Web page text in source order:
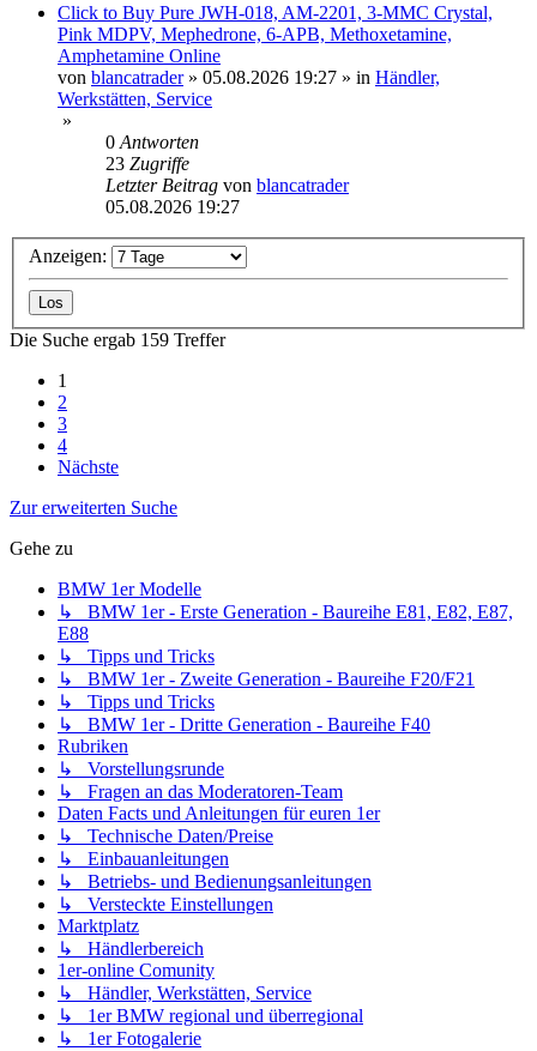
Click to Buy Pure JWH-018, AM-2201, 3-MMC Crystal,
Pink MDPV, Mephedrone, 6-APB, Methoxetamine,
Amphetamine Online
von blancatrader» 05.08.2026 19:27 » in Händler,
Werkstätten, Service
»
0 Antworten
23 Zugriffe
Letzter Beitrag von blancatrader
05.08.2026 19:27
Anzeigen:
Die Suche ergab 159 Treffer
1
2
3
4
Nächste
Zur erweiterten Suche
Gehe zu
BMW 1er Modelle
↳ BMW 1er - Erste Generation - Baureihe E81, E82, E87,
E88
↳ Tipps und Tricks
↳ BMW 1er - Zweite Generation - Baureihe F20/F21
↳ Tipps und Tricks
↳ BMW 1er - Dritte Generation - Baureihe F40
Rubriken
↳ Vorstellungsrunde
↳ Fragen an das Moderatoren-Team
Daten Facts und Anleitungen für euren 1er
↳ Technische Daten/Preise
↳ Einbauanleitungen
↳ Betriebs- und Bedienungsanleitungen
↳ Versteckte Einstellungen
Marktplatz
↳ Händlerbereich
1er-online Comunity
↳ Händler, Werkstätten, Service
↳ 1er BMW regional und überregional
↳ 1er Fotogalerie